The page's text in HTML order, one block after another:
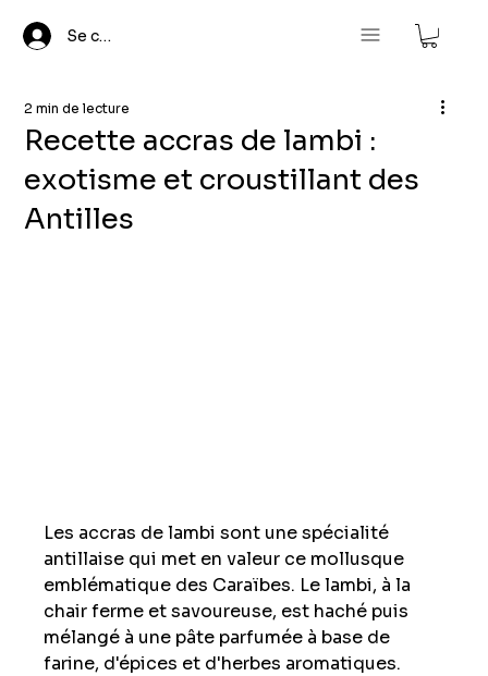
Se connecter
Recette accras de lambi :
exotisme et croustillant des
Antilles
2 min de lecture
Les accras de lambi sont une spécialité
antillaise qui met en valeur ce mollusque
emblématique des Caraïbes. Le lambi, à la
chair ferme et savoureuse, est haché puis
mélangé à une pâte parfumée à base de
farine, d'épices et d'herbes aromatiques.